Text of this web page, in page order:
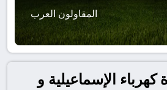
المقاولون العرب
الإسماعيلية و